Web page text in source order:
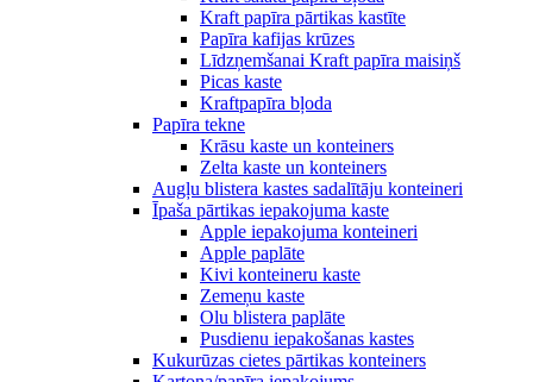
Kraft papīra pārtikas kastīte
Papīra kafijas krūzes
Līdzņemšanai Kraft papīra maisiņš
Picas kaste
Kraftpapīra bļoda
Papīra tekne
Krāsu kaste un konteiners
Zelta kaste un konteiners
Augļu blistera kastes sadalītāju konteineri
Īpaša pārtikas iepakojuma kaste
Apple iepakojuma konteineri
Apple paplāte
Kivi konteineru kaste
Zemeņu kaste
Olu blistera paplāte
Pusdienu iepakošanas kastes
Kukurūzas cietes pārtikas konteiners